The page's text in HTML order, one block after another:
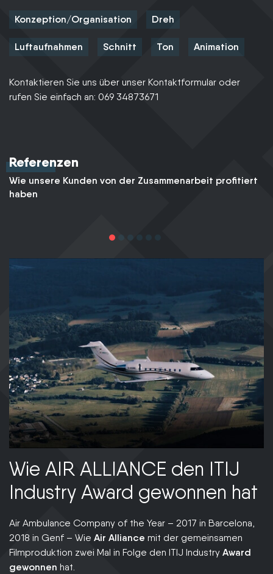
Konzeption/Organisation Dreh
Luftaufnahmen Schnitt Ton Animation
Kontaktieren Sie uns über unser Kontaktformular oder
rufen Sie einfach an: 069 34873671
Referenzen
Wie unsere Kunden von der Zusammenarbeit profitiert
haben
Wie AIR ALLIANCE den ITIJ
Industry Award gewonnen hat
Air Ambulance Company of the Year – 2017 in Barcelona,
2018 in Genf – Wie Air Alliance mit der gemeinsamen
Filmproduktion zwei Mal in Folge den ITIJ Industry Award
gewonnen hat.